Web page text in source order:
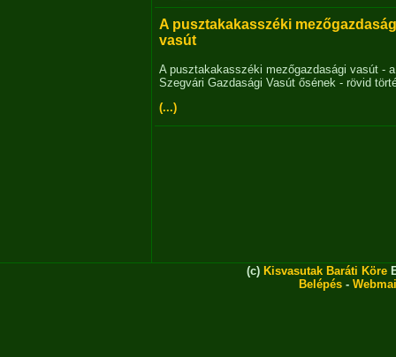
A pusztakakasszéki
vasút
A pusztakakasszéki mezőgazdasági vasút - a
Szegvári Gazdasági Vasút ősének - rövid
(...)
(c) Kisvasutak Baráti Köre
Belépés -